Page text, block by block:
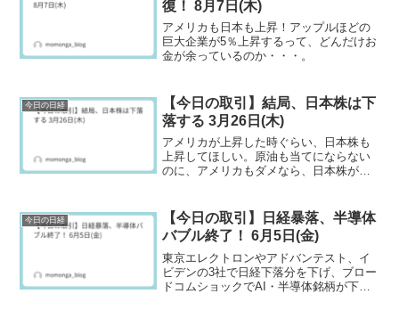
復！ 8月7日(木)
アメリカも日本も上昇！アップルほどの
巨大企業が5％上昇するって、どんだけお
金が余っているのか・・・。
今日の日経
【今日の取引】結局、日本株は下
落する 3月26日(木)
アメリカが上昇した時ぐらい、日本株も
上昇してほしい。原油も当てにならない
のに、アメリカもダメなら、日本株が上
今日の日経
【今日の取引】日経暴落、半導体
バブル終了！ 6月5日(金)
東京エレクトロンやアドバンテスト、イ
ビデンの3社で日経下落分を下げ、ブロー
ドコムショックでAI・半導体銘柄が下落